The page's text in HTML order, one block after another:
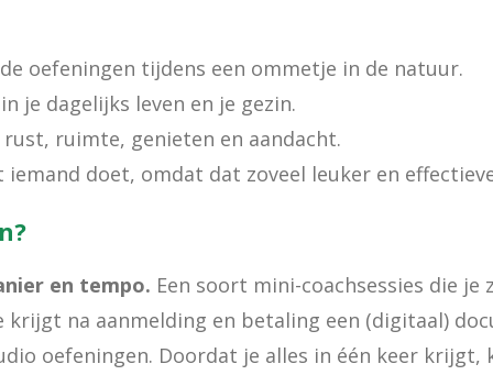
oefeningen tijdens een ommetje in de natuur.
je dagelijks leven en je gezin.
ruimte, genieten en aandacht.
doet, omdat dat zoveel leuker en
en tempo. Een soort mini-coachsessies die
krijgt na aanmelding en betaling een (digitaal)
oefeningen. Doordat je alles in één keer